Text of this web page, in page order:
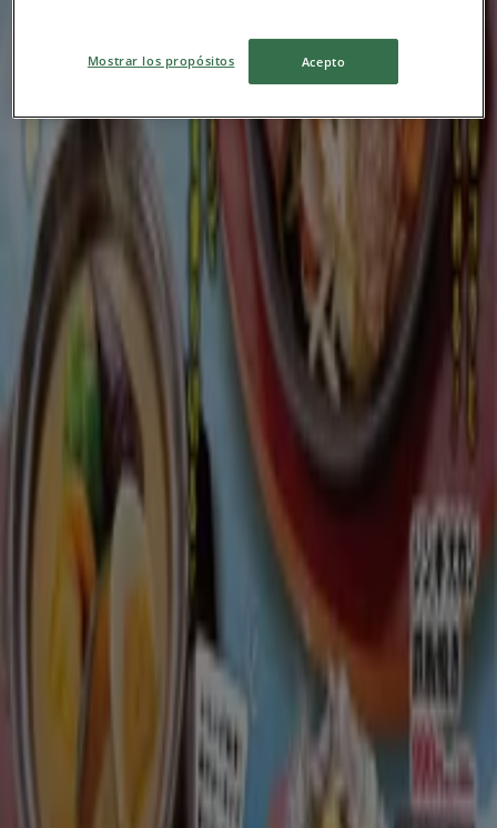
私たちの最高の掘り出し物
8/31 日まで有効 下関市
明日で期限切れ
下関市
とりあえず吾平
Mostrar los propósitos Acepto